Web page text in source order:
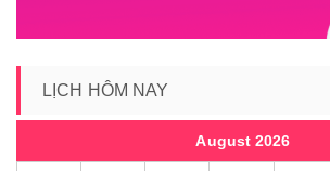
LỊCH HÔM NAY
August 2026